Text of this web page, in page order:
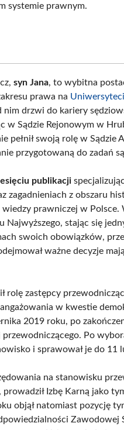
systemie prawnym.
syn Jana, to wybitna
prawa na
nim drzwi do kariery
w Sądzie Rejonowym w
pełnił swoją rolę w Sądzie
przygotowaną do zadań
publikacji
zagadnieniach z obszaru
wiedzy prawniczej w
Najwyższego, stając się
swoich obowiązków,
ważne decyzje
rolę zastępcy
w kwestie
2019 roku, po
przewodniczącego. Po
i sprawował je do 11
na stanowisku
Izbę Karną jako
objął natomiast pozycję
Zawodowej